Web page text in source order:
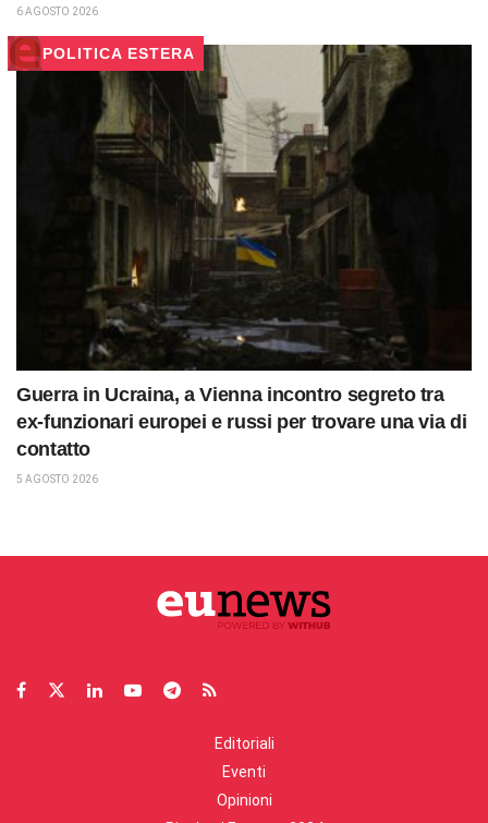
6 AGOSTO 2026
POLITICA ESTERA
Guerra in Ucraina, a Vienna incontro segreto tra
ex-funzionari europei e russi per trovare una via di
contatto
5 AGOSTO 2026
Editoriali
Eventi
Opinioni